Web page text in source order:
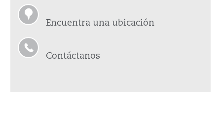
Encuentra una ubicación
Contáctanos